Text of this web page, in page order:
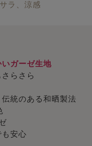
ラ、涼感
ガーゼ生地
らさら
統のある和晒製法
安心